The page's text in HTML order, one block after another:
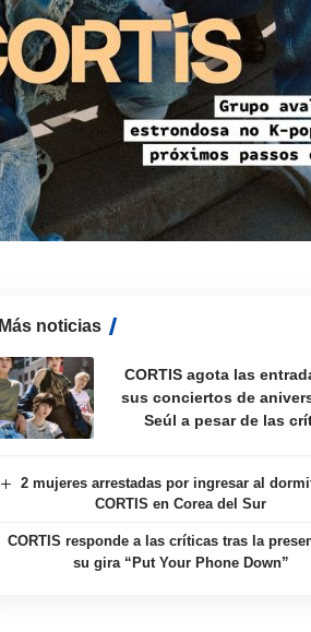
Más noticias
CORTIS agota las
sus conciertos de
Seúl a pesar de las
2 mujeres arrestadas por ingresar al
CORTIS en Corea del Sur
CORTIS responde a las críticas tras la
su gira “Put Your Phone Down”